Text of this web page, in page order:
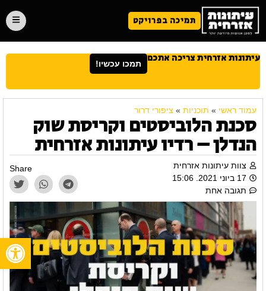
תמיכה בפרויקט
עיתונות אזרחית צריכה אתכם תמכו עכשיו!
עמוד ראשי » תוכניות » ציפורי דרור
סכנת הלוביסטים וקריסת שוק
הנדלן – רדיו עיתונות אזרחית
צוות עיתונות אזרחית
17 ביוני 2021. 15:06
תגובה אחת
Share